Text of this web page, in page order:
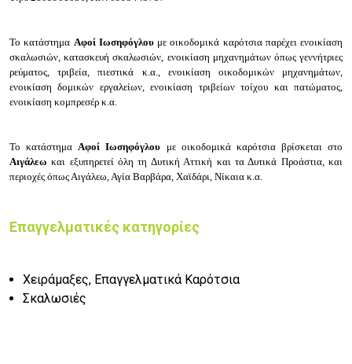
Το κατάστημα Αφοί Ιωσηφόγλουμε οικοδομικά καρότσια παρέχει ενοικίαση
σκαλωσιών, κατασκευή σκαλωσιών, ενοικίαση μηχανημάτων όπως γεννήτριες
ρεύματος, τριβεία, πιεστικά κ.α., ενοικίαση οικοδομικών μηχανημάτων,
ενοικίαση δομικών εργαλείων, ενοικίαση τριβείων τοίχου και πατώματος,
ενοικίαση κομπρεσέρ κ.α.
Το κατάστημαΑφοί Ιωσηφόγλου με οικοδομικά καρότσια βρίσκεται στο
Αιγάλεωκαι εξυπηρετεί όλη τη Δυτική Αττική και τα Δυτικά Προάστια, και
περιοχές όπως Αιγάλεω, Αγία Βαρβάρα, Χαϊδάρι, Νίκαια κ.α.
Επαγγελματικές κατηγορίες
Χειράμαξες, Επαγγελματικά Καρότσια
Σκαλωσιές